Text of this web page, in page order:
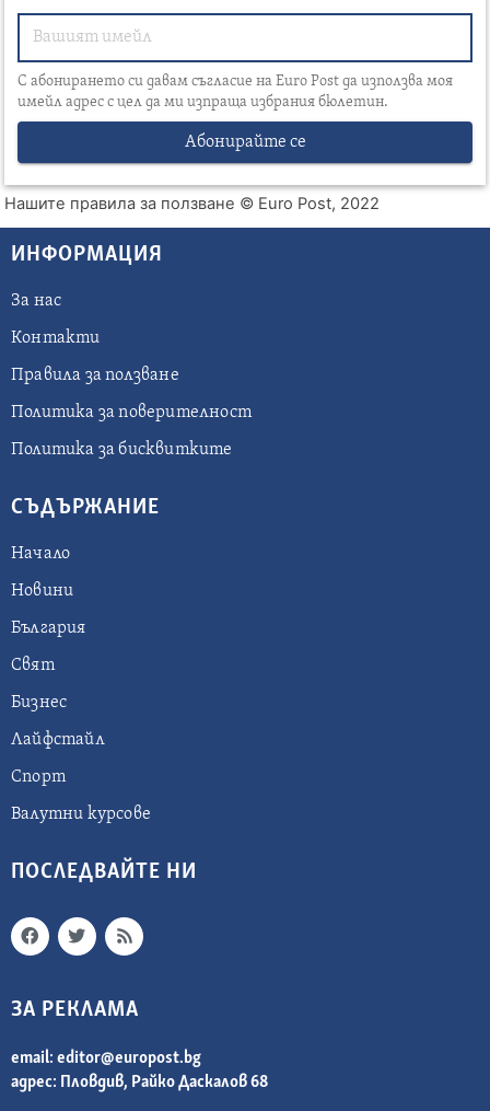
С абонирането си давам съгласие на Euro Post да използва моя
имейл адрес с цел да ми изпраща избрания бюлетин.
Абонирайте се
Нашите правила за ползване © Euro Post, 2022
ИНФОРМАЦИЯ
За нас
Контакти
Правила за ползване
Политика за поверителност
Политика за бисквитките
СЪДЪРЖАНИЕ
Начало
Новини
България
Свят
Бизнес
Лайфстайл
Спорт
Валутни курсове
ПОСЛЕДВАЙТЕ НИ
ЗА РЕКЛАМА
email: editor@europost.bg
адрес: Пловдив, Райко Даскалов 68